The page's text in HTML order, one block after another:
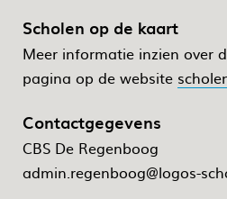
Scholen op de kaart
Meer informatie inzien over
pagina op de website
Contactgegevens
CBS De Regenboog
admin.regenboog@logos-